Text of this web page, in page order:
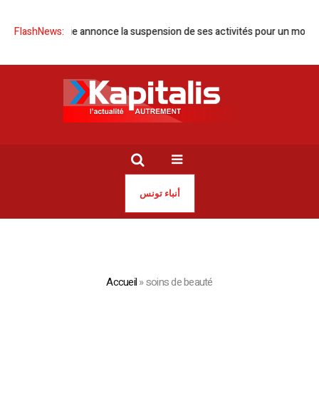
FlashNews:
OMCT Tunisie annonce la suspension de ses activités pour un mois
أنباء تونس
Accueil»soins de beauté